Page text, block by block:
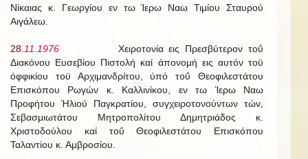
Νίκαιας κ. Γεωργίου εν τω Ίερω Ναω Τιμίου Σταυρού
Αιγάλεω.
28. 11.1976
Χειροτονία εις Πρεσβύτερον τοΰ
Διακόνου Ευσεβίου Πιστολή καί άπονομή εις αυτόν τοϋ
όφφικίου τοϋ Αρχιμανδρίτου, ύπό τοΰ Θεοφιλεστάτου
Επισκόπου Ρωγών κ. Καλλινίκου, εν τω Ίερω Ναω
Προφήτου Ήλιού Παγκρατίου, συγχειροτονούντων τών,
Σεβασμιωτάτου Μητροπολίτου Δημητριάδος κ.
Χριστοδούλου καί τοΰ Θεοφιλεστάτου Επισκόπου
Ταλαντίου κ. Αμβροσίου.